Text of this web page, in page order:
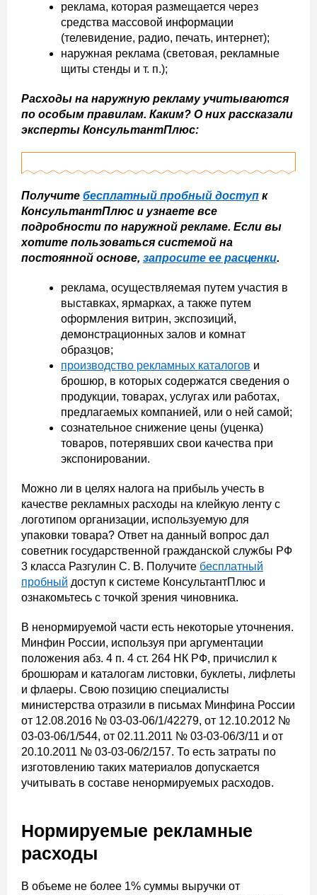
реклама, которая размещается через
средства массовой информации
(телевидение, радио, печать, интернет);
наружная реклама (световая, рекламные
щиты стенды и т. п.);
Расходы на наружную рекламу учитываются
по особым правилам. Каким? О них рассказали
эксперты КонсультантПлюс:
Получите бесплатный пробный доступ к
КонсультантПлюс и узнаете все
подробности по наружной рекламе. Если вы
хотите пользоваться системой на
постоянной основе, запросите ее расценки.
реклама, осуществляемая путем участия в
выставках, ярмарках, а также путем
оформления витрин, экспозиций,
демонстрационных залов и комнат
образцов;
производство рекламных каталогов и
брошюр, в которых содержатся сведения о
продукции, товарах, услугах или работах,
предлагаемых компанией, или о ней самой;
сознательное снижение цены (уценка)
товаров, потерявших свои качества при
экспонировании.
Можно ли в целях налога на прибыль учесть в
качестве рекламных расходы на клейкую ленту с
логотипом организации, используемую для
упаковки товара? Ответ на данный вопрос дал
советник государственной гражданской службы РФ
3 класса Разгулин С. В. Получите бесплатный
пробный доступ к системе КонсультантПлюс и
ознакомьтесь с точкой зрения чиновника.
В ненормируемой части есть некоторые уточнения.
Минфин России, используя при аргументации
положения абз. 4 п. 4 ст. 264 НК РФ, причислил к
брошюрам и каталогам листовки, буклеты, лифлеты
и флаеры. Свою позицию специалисты
министерства отразили в письмах Минфина России
от 12.08.2016 № 03-03-06/1/42279, от 12.10.2012 №
03-03-06/1/544, от 02.11.2011 № 03-03-06/3/11 и от
20.10.2011 № 03-03-06/2/157. То есть затраты по
изготовлению таких материалов допускается
учитывать в составе ненормируемых расходов.
Нормируемые рекламные
расходы
В объеме не более 1% суммы выручки от